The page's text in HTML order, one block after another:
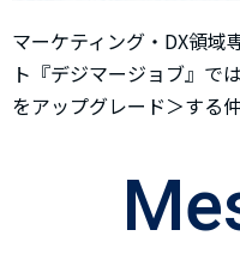
マーケティング・DX領域
ト『デジマージョブ』で
をアップグレード＞する